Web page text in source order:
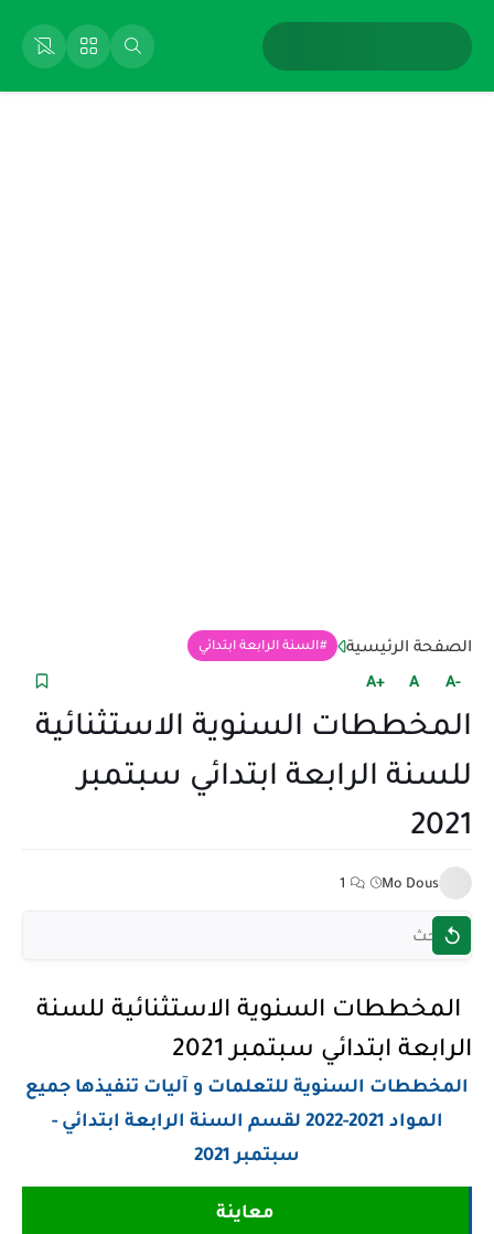
الصفحة الرئيسية السنة الرابعة ابتدائي
+A A -A
المخططات السنوية الاستثنائية
للسنة الرابعة ابتدائي سبتمبر
2021
Mo Dous
1
المخططات السنوية الاستثنائية للسنة
الرابعة ابتدائي سبتمبر 2021
المخططات السنوية للتعلمات و آليات تنفيذها جميع
المواد 2021-2022 لقسم السنة الرابعة ابتدائي -
سبتمبر 2021
معاينة